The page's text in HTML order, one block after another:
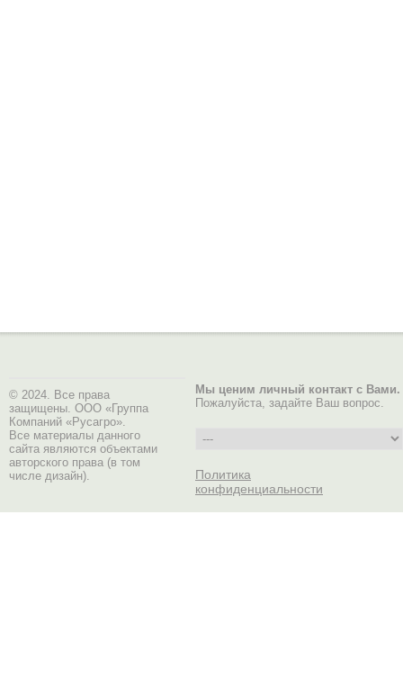
© 2024. Все права
защищены. ООО «Группа
Компаний «Русагро».
Все материалы данного
сайта являются объектами
авторского права (в том
числе дизайн).
Мы ценим личный контакт с Вами.
Пожалуйста, задайте Ваш вопрос.
Политика
конфиденциальности